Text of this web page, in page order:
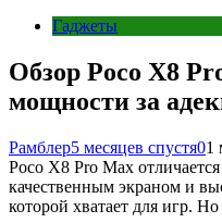
Гаджеты
Обзор Poco X8
мощности за
Рамблер5 месяцев спустя01
Poco X8 Pro Max
качественным экраном и
которой хватает для игр.